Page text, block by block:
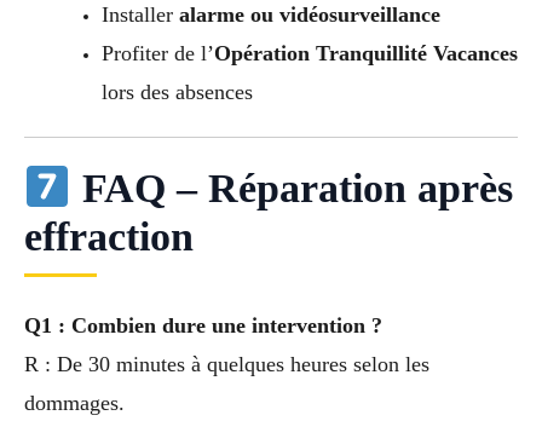
Installer alarme ou vidéosurveillance
Profiter de l’Opération Tranquillité Vacances
lors des absences
FAQ – Réparation après
effraction
Q1 : Combien dure une intervention ?
R : De 30 minutes à quelques heures selon les
dommages.